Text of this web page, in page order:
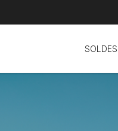
SOLDES